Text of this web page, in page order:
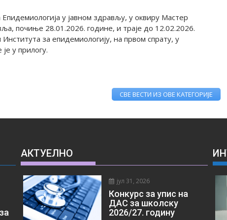
једну годину, а програм чини укупно 60 бодова ЕСПБ.
се звање Мастер – менаџер у систему здравствене
дуговечности и здравог старења
years of studies for the second level study program Master of
у јавном здрављу, у оквиру Мастер
почиње 28.01.2026. године, и траје до 12.02.2026.
за епидемиологију, на првом спрату, у
у прилогу.
СВЕ ВЕСТИ ИЗ ОВЕ КАТЕГОРИЈЕ
АКТУЕЛНО
јул 31, 2026
Конкурс за упис на
ДАС за школску
2026/27. годину